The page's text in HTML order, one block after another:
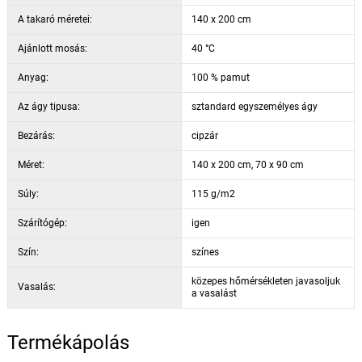
A takaró méretei: 140 x 200 cm
Ajánlott mosás: 40 °C
Anyag: 100 % pamut
Az ágy tipusa: sztandard egyszemélyes ágy
Bezárás: cipzár
Méret: 140 x 200 cm, 70 x 90 cm
Súly: 115 g/m2
Szárítógép: igen
Szín: színes
Vasalás:
közepes hőmérsékleten javasoljuk
a vasalást
Termékápolás